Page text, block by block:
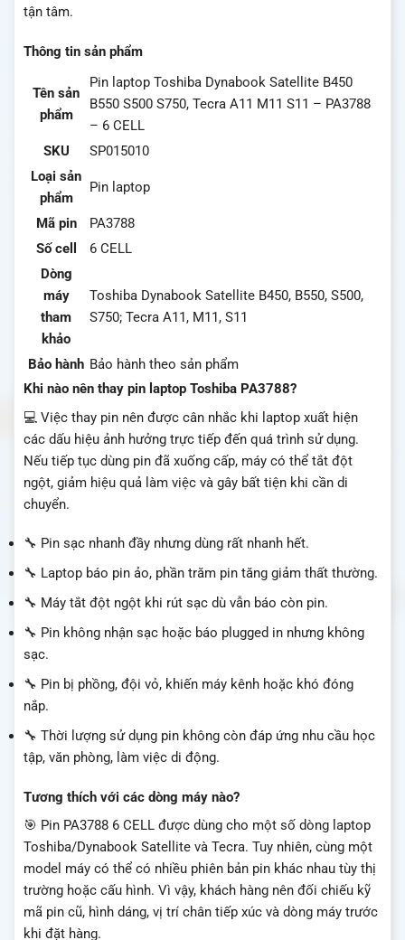
tận tâm.
Thông tin sản phẩm
Tên sản
phẩm
Pin laptop Toshiba Dynabook Satellite B450
B550 S500 S750, Tecra A11 M11 S11 – PA3788
– 6 CELL
SKU
SP015010
Loại sản
phẩm
Pin laptop
Mã pin
PA3788
Số cell
6 CELL
Dòng
máy
tham
khảo
Toshiba Dynabook Satellite B450, B550, S500,
S750; Tecra A11, M11, S11
Bảo hành Bảo hành theo sản phẩm
Khi nào nên thay pin laptop Toshiba PA3788?
💻 Việc thay pin nên được cân nhắc khi laptop xuất hiện
các dấu hiệu ảnh hưởng trực tiếp đến quá trình sử dụng.
Nếu tiếp tục dùng pin đã xuống cấp, máy có thể tắt đột
ngột, giảm hiệu quả làm việc và gây bất tiện khi cần di
chuyển.
🔧 Pin sạc nhanh đầy nhưng dùng rất nhanh hết.
🔧 Laptop báo pin ảo, phần trăm pin tăng giảm thất thường.
🔧 Máy tắt đột ngột khi rút sạc dù vẫn báo còn pin.
🔧 Pin không nhận sạc hoặc báo plugged in nhưng không
sạc.
🔧 Pin bị phồng, đội vỏ, khiến máy kênh hoặc khó đóng
nắp.
🔧 Thời lượng sử dụng pin không còn đáp ứng nhu cầu học
tập, văn phòng, làm việc di động.
Tương thích với các dòng máy nào?
🎯 Pin PA3788 6 CELL được dùng cho một số dòng laptop
Toshiba/Dynabook Satellite và Tecra. Tuy nhiên, cùng một
model máy có thể có nhiều phiên bản pin khác nhau tùy thị
trường hoặc cấu hình. Vì vậy, khách hàng nên đối chiếu kỹ
mã pin cũ, hình dáng, vị trí chân tiếp xúc và dòng máy trước
khi đặt hàng.